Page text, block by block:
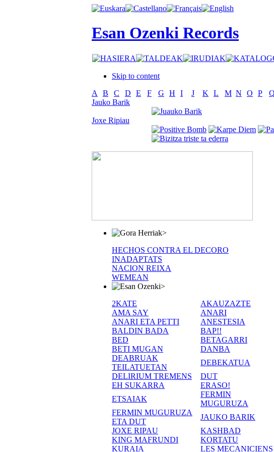
Esan Ozenki Records
Skip to content
A
B C D E F G H I J K L M N O P Q
Jauko Barik
Joxe Ripiau
>
HECHOS CONTRA EL DECORO
INADAPTATS
NACION REIXA
WEMEAN
>
2KATE
AKAUZAZTE
AMA SAY
ANARI
ANARI ETA PETTI
ANESTESIA
BALDIN BADA
BAP!!
BED
BETAGARRI
BETI MUGAN
DANBA
DEABRUAK
TEILATUETAN
DEBEKATUA
DELIRIUM TREMENS
DUT
EH SUKARRA
ERASO!
ETSAIAK
FERMIN
MUGURUZA
FERMIN MUGURUZA
ETA DUT
JAUKO BARIK
JOXE RIPAU
KASHBAD
KING MAFRUNDI
KORTATU
KURAIA
LES MECANICIENS